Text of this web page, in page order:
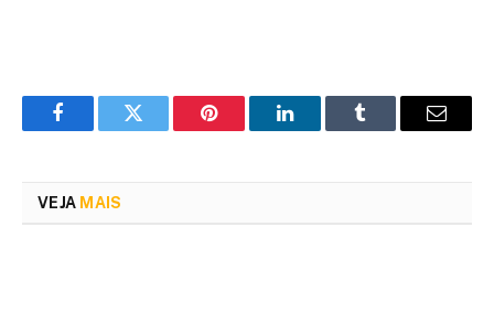
FacebookTwitter Pinterest LinkedInTumblr Email
VEJA MAIS